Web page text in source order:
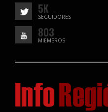
5K
SEGUIDORES
803
MIEMBROS